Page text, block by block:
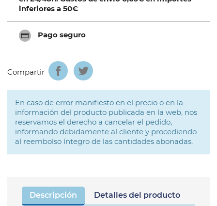
inferiores a 50€
Pago seguro
Compartir
En caso de error manifiesto en el precio o en la
información del producto publicada en la web, nos
reservamos el derecho a cancelar el pedido,
informando debidamente al cliente y procediendo
al reembolso íntegro de las cantidades abonadas.
Descripción Detalles del producto